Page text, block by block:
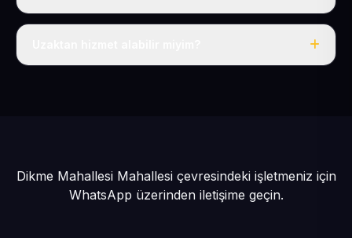
Tek fiyat: yılda 50 USD + KDV, her şey dahil.
Dikme Mahallesi Mahallesi çevresindeki işletmeniz için
WhatsApp üzerinden iletişime geçin.